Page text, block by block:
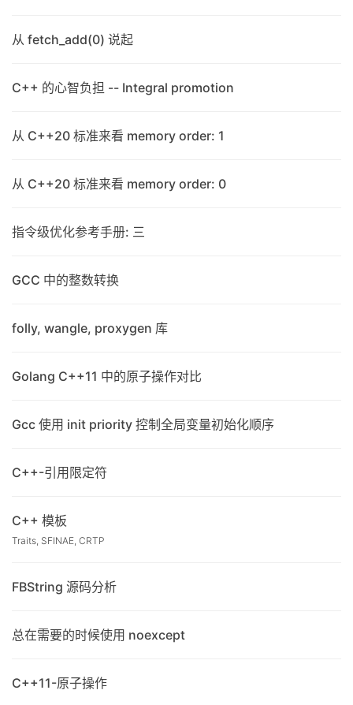
从 fetch_add(0) 说起
C++ 的心智负担 -- Integral promotion
从 C++20 标准来看 memory order: 1
从 C++20 标准来看 memory order: 0
指令级优化参考手册: 三
GCC 中的整数转换
folly, wangle, proxygen 库
Golang C++11 中的原子操作对比
Gcc 使用 init priority 控制全局变量初始化顺序
C++-引用限定符
C++ 模板
Traits, SFINAE, CRTP
FBString 源码分析
总在需要的时候使用 noexcept
C++11-原子操作